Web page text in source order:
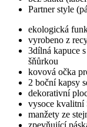
Partner style
ekologická
vyrobeno z
3dílná kapuce
šňůrkou
kovová očka
2 boční kapsy
dekorativní
vysoce kvalitní
manžety ze
zpevňující